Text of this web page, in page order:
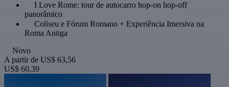
I Love Rome: tour de autocarro hop-on hop-off
panorâmico
Coliseu e Fórum Romano + Experiência Imersiva na
Roma Antiga
Novo
A partir de US$ 63,56
US$ 60,39